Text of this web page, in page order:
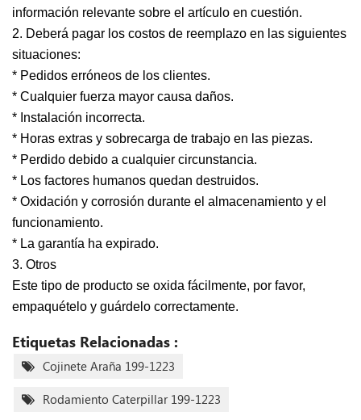
información relevante sobre el artículo en cuestión.
2. Deberá pagar los costos de reemplazo en las siguientes
situaciones:
* Pedidos erróneos de los clientes.
* Cualquier fuerza mayor causa daños.
* Instalación incorrecta.
* Horas extras y sobrecarga de trabajo en las piezas.
* Perdido debido a cualquier circunstancia.
* Los factores humanos quedan destruidos.
* Oxidación y corrosión durante el almacenamiento y el
funcionamiento.
* La garantía ha expirado.
3. Otros
Este tipo de producto se oxida fácilmente, por favor,
empaquételo y guárdelo correctamente.
Etiquetas Relacionadas :
Cojinete Araña 199-1223
Rodamiento Caterpillar 199-1223